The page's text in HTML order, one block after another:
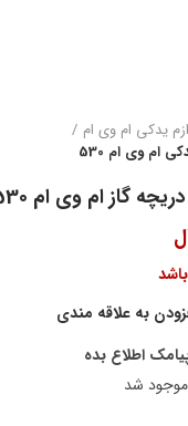
یدکی ام وی ام
ام وی ام 530
گاز ام وی ام 530 و 550
به علاقه مندی
اطلاع بده
شد